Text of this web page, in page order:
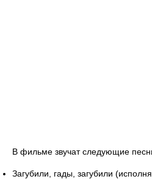
В фильме звучат следующие
Загубили, гады, загубили